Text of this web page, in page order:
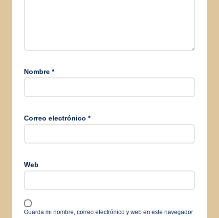
Nombre *
Correo electrónico *
Web
Guarda mi nombre, correo electrónico y web en este navegador